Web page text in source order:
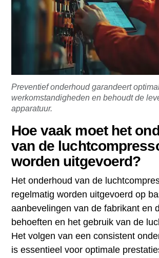
Preventief onderhoud garandeert
werkomstandigheden en behoudt de
apparatuur.
Hoe vaak moet het
van de
worden uitgevoerd?
Het onderhoud van de
regelmatig worden uitgevoerd op
aanbevelingen van de fabrikant en
behoeften en het gebruik van de
Het volgen van een consistent
is essentieel voor optimale